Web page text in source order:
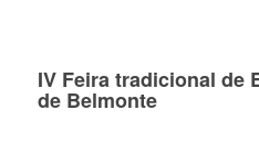
IV Feira tradicional de
de Belmonte